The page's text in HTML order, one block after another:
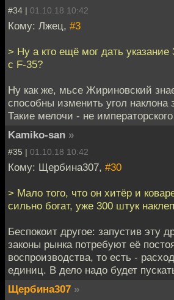
#34 | 01.10.18 10:42
Кому: Лжец, #3
> Ну а кто ещё мог дать указание
с F-35?
Ну как же, мьсе Жириновский
способны изменить угол наклона
Такие мелочи - не
Kamiko-san »
#35 | 01.10.18 10:42
Кому: Щербина307, #30
> Мало того, что он хитёр и
сильно богат, уже 300 штук
Беспокоит другое: запустив эту
законы рынка потребуют её
воспроизводства, то есть -
единиц. В дело надо будет
Щербина307 »